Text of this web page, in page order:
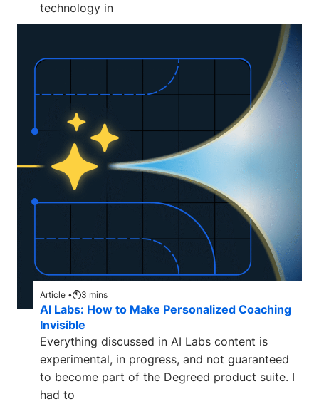
technology in
Article • 3 mins
AI Labs: How to Make Personalized Coaching
Invisible
Everything discussed in AI Labs content is
experimental, in progress, and not guaranteed
to become part of the Degreed product suite. I
had to